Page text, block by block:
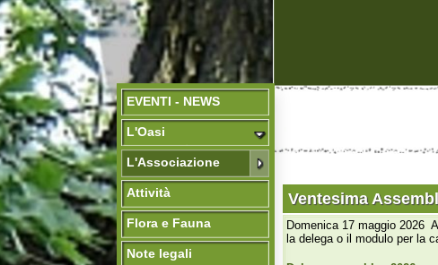
EVENTI - NEWS
L'Oasi
L'Associazione
Attività
Flora e Fauna
Note legali
Contatti
Ventesima Assemblea
Domenica 17 maggio 2026
la delega o il modulo per la
Delega assemblea 2026